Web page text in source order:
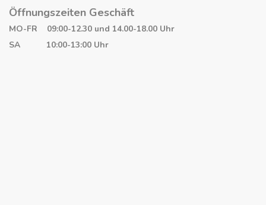
Öffnungszeiten Geschäft
MO-FR 09:00-12.30 und 14.00-18.00 Uhr
SA 10:00-13:00 Uhr